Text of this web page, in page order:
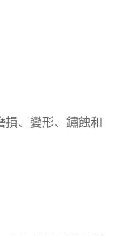
、變形、鏽蝕和